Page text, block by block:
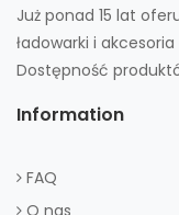
Już ponad 15 lat
ładowarki i
Dostępność
Information
FAQ
O nas